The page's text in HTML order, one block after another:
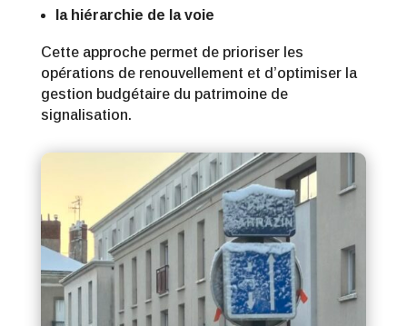
la hiérarchie de la voie
Cette approche permet de prioriser les
opérations de renouvellement et d’optimiser la
gestion budgétaire du patrimoine de
signalisation.